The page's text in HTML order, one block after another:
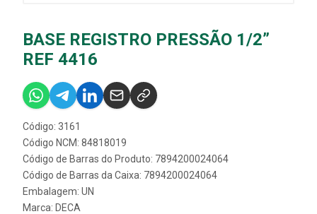
BASE REGISTRO PRESSÃO 1/2”
REF 4416
Código: 3161
Código NCM: 84818019
Código de Barras do Produto: 7894200024064
Código de Barras da Caixa: 7894200024064
Embalagem: UN
Marca: DECA